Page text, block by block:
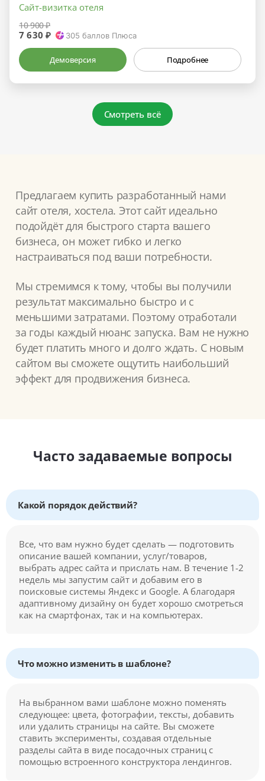
Сайт-визитка отеля
10 900 ₽
7 630 ₽ 305 баллов Плюса
Демоверсия Подробнее
Смотреть всё
Предлагаем купить разработанный нами
сайт отеля, хостела. Этот сайт идеально
подойдёт для быстрого старта вашего
бизнеса, он может гибко и легко
настраиваться под ваши потребности.
Мы стремимся к тому, чтобы вы получили
результат максимально быстро и с
меньшими затратами. Поэтому отработали
за годы каждый нюанс запуска. Вам не нужно
будет платить много и долго ждать. С новым
сайтом вы сможете ощутить наибольший
эффект для продвижения бизнеса.
Часто задаваемые вопросы
Какой порядок действий?
Все, что вам нужно будет сделать — подготовить
описание вашей компании, услуг/товаров,
выбрать адрес сайта и прислать нам. В течение 1-2
недель мы запустим сайт и добавим его в
поисковые системы Яндекс и Google. А благодаря
адаптивному дизайну он будет хорошо смотреться
как на смартфонах, так и на компьютерах.
Что можно изменить в шаблоне?
На выбранном вами шаблоне можно поменять
следующее: цвета, фотографии, тексты, добавить
или удалить страницы на сайте. Вы сможете
ставить эксперименты, создавая отдельные
разделы сайта в виде посадочных страниц с
помощью встроенного конструктора лендингов.